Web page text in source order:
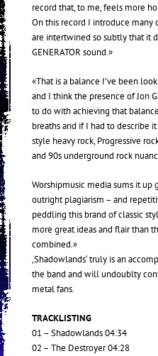
record that, to me, feels more
On this record I introduce
are intertwined so subtly that it
GENERATOR sound.»
«That is a balance I’ve been
and I think the presence of Jon
to do with achieving that
breaths and if I had to describe
style heavy rock, Progressive
and 90s underground rock
Worshipmusic media sums it
outright plagiarism – and
peddling this brand of classic
more great ideas and flair than
combined.»
‚Shadowlands‘ truly is an
the band and will undoublty
metal fans.
TRACKLISTING
01 – Shadowlands 04:34
02 – The Destroyer 04:28